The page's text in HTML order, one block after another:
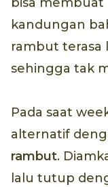
kandungan
rambut terasa
sehingga tak
Pada saat
alternatif
rambut.
lalu tutup